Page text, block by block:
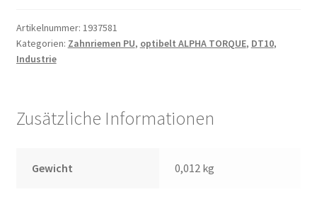
Menge
Artikelnummer: 1937581
Kategorien: Zahnriemen PU, optibelt ALPHA TORQUE, DT10,
Industrie
Zusätzliche Informationen
Gewicht 0,012 kg